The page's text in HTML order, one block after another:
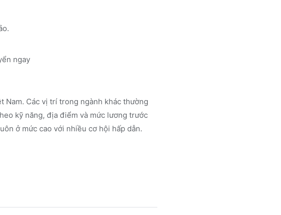
ngay
Nam. Các vị trí trong ngành khác thường
kỹ năng, địa điểm và mức lương trước
ở mức cao với nhiều cơ hội hấp dẫn.